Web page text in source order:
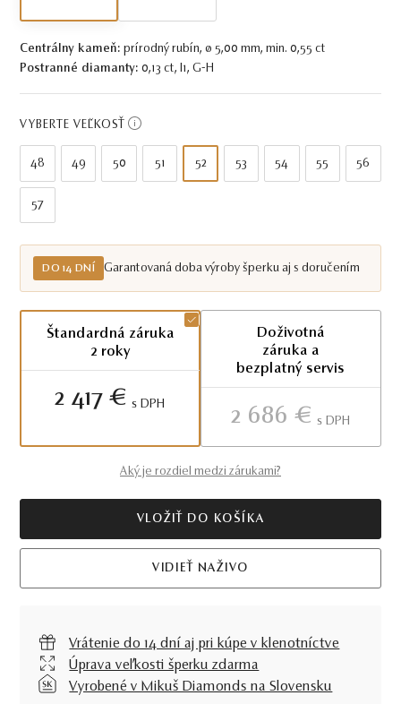
Centrálny kameň: prírodný rubín, ø 5,00 mm, min. 0,55 ct
Postranné diamanty: 0,13 ct, I1, G-H
VYBERTE VEĽKOSŤ
48 49 50 51 52 53 54 55 56
57
DO 14 DNÍ Garantovaná doba výroby šperku aj s doručením
Štandardná záruka
2 roky
2 417 € S DPH
Doživotná
záruka a
bezplatný servis
2 686 € S DPH
Aký je rozdiel medzi zárukami?
VLOŽIŤ DO KOŠÍKA
VIDIEŤ NAŽIVO
Vrátenie do 14 dní aj pri kúpe v klenotníctve
Úprava veľkosti šperku zdarma
Vyrobené v Mikuš Diamonds na Slovensku